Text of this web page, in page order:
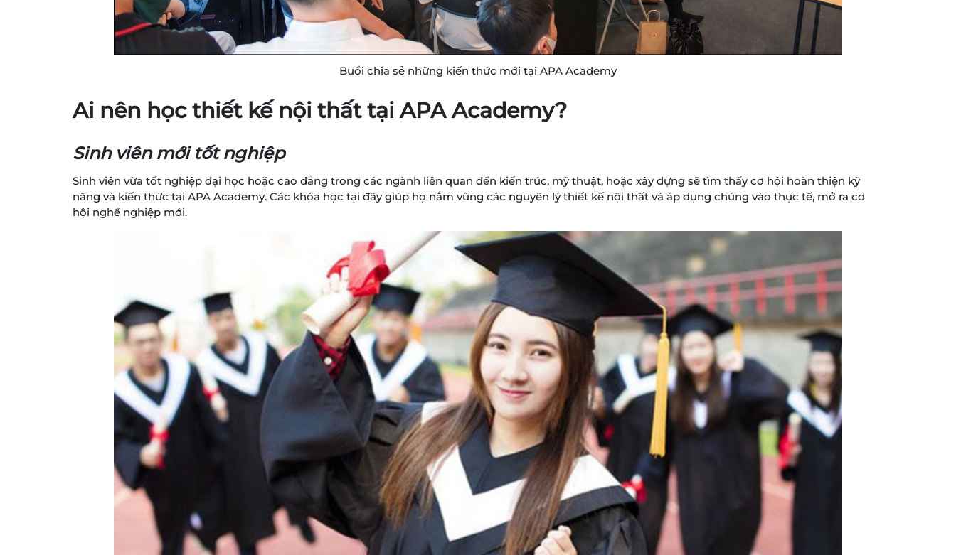
Buổi chia sẻ những kiến thức mới tại APA Academy
Ai nên học thiết kế nội thất tại APA Academy?
Sinh viên mới tốt nghiệp
Sinh viên vừa tốt nghiệp đại học hoặc cao đẳng trong các ngành liên quan đến kiến trúc, mỹ thuật, hoặc xây dựng sẽ tìm thấy cơ hội hoàn thiện kỹ
năng và kiến thức tại APA Academy. Các khóa học tại đây giúp họ nắm vững các nguyên lý thiết kế nội thất và áp dụng chúng vào thực tế, mở ra cơ
hội nghề nghiệp mới.